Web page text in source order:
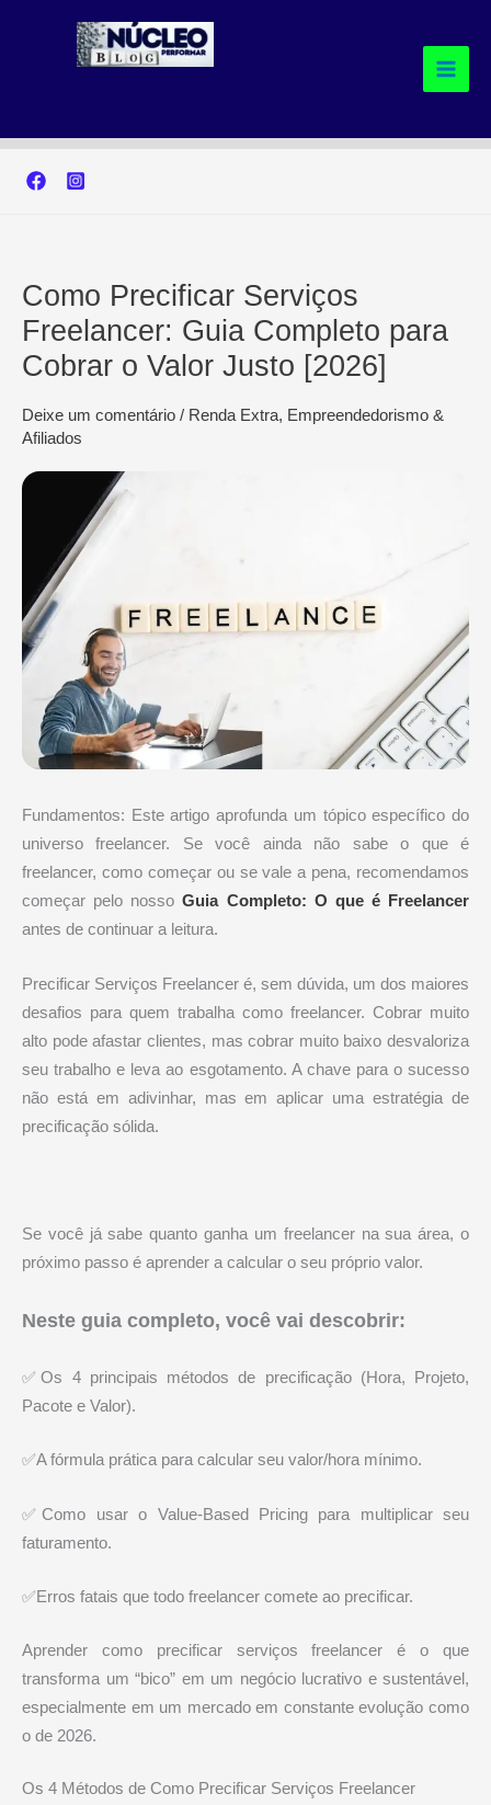
Como Precificar Serviços
Freelancer: Guia Completo para
Cobrar o Valor Justo [2026]
Deixe um comentário / Renda Extra, Empreendedorismo &
Afiliados
Fundamentos: Este artigo aprofunda um tópico específico do
universo freelancer. Se você ainda não sabe o que é
freelancer, como começar ou se vale a pena, recomendamos
começar pelo nossoGuia Completo: O que é Freelancer
antes de continuar a leitura.
Precificar Serviços Freelancer é, sem dúvida, um dos maiores
desafios para quem trabalha como freelancer. Cobrar muito
alto pode afastar clientes, mas cobrar muito baixo desvaloriza
seu trabalho e leva ao esgotamento. A chave para o sucesso
não está em adivinhar, mas em aplicar uma estratégia de
precificação sólida.
Se você já sabe quanto ganha um freelancer na sua área, o
próximo passo é aprender a calcular o seu próprio valor.
Neste guia completo, você vai descobrir:
✅Os 4 principais métodos de precificação (Hora, Projeto,
Pacote e Valor).
✅A fórmula prática para calcular seu valor/hora mínimo.
✅Como usar o Value-Based Pricing para multiplicar seu
faturamento.
✅Erros fatais que todo freelancer comete ao precificar.
Aprender como precificar serviços freelancer é o que
transforma um “bico” em um negócio lucrativo e sustentável,
especialmente em um mercado em constante evolução como
o de 2026.
Os 4 Métodos de Como Precificar Serviços Freelancer